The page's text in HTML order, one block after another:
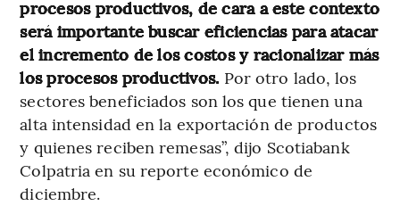
procesos productivos, de cara a este contexto
será importante buscar eficiencias para atacar
el incremento de los costos y racionalizar más
los procesos productivos. Por otro lado, los
sectores beneficiados son los que tienen una
alta intensidad en la exportación de productos
y quienes reciben remesas”, dijo Scotiabank
Colpatria en su reporte económico de
diciembre.